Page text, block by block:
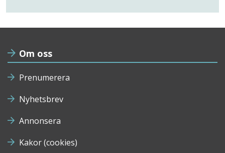
Om oss
Prenumerera
Nyhetsbrev
Annonsera
Kakor (cookies)